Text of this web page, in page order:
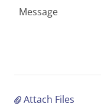
Attach Files